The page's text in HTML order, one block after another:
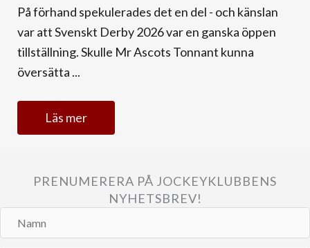
På förhand spekulerades det en del - och känslan
var att Svenskt Derby 2026 var en ganska öppen
tillställning. Skulle Mr Ascots Tonnant kunna
översätta ...
Läs mer
PRENUMERERA PÅ JOCKEYKLUBBENS
NYHETSBREV!
Namn